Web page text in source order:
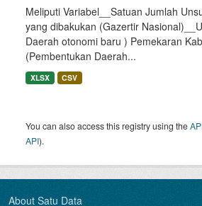
Meliputi Variabel__Satuan Jumlah
yang dibakukan (Gazertir
Daerah otonomi baru ) Pemekaran
(Pembentukan Daerah...
XLSX CSV
You can also access this registry using the
API).
About Satu Data